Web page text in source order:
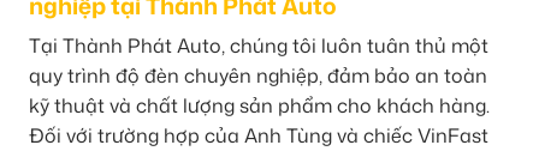
Tại Thành Phát Auto, chúng tôi luôn tuân thủ một
quy trình độ đèn chuyên nghiệp, đảm bảo an toàn
kỹ thuật và chất lượng sản phẩm cho khách hàng.
Đối với trường hợp của Anh Tùng và chiếc VinFast